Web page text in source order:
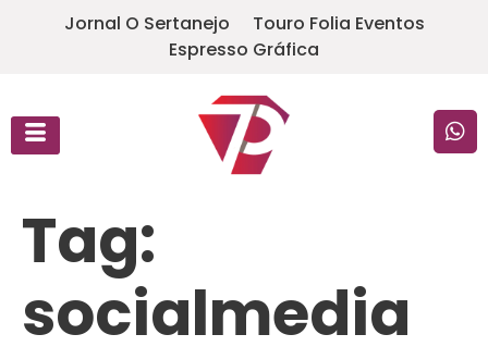
Jornal O Sertanejo
Touro Folia Eventos
Espresso Gráfica
Tag:
socialmedia